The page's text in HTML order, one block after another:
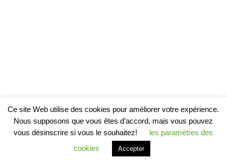
Ce site Web utilise des cookies pour améliorer votre expérience.
Nous supposons que vous êtes d’accord, mais vous pouvez
vous désinscrire si vous le souhaitez!
les paramètres des
cookies
Accepter